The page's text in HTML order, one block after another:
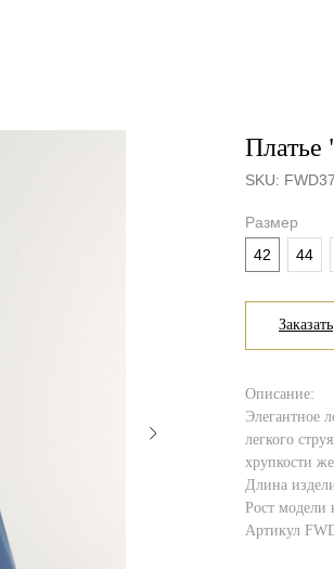
Платье
SKU:
Размер
42
44
Заказать
Описание:
Элегантное
легкого
хрупкости
Длина
Рост модели
Артикул